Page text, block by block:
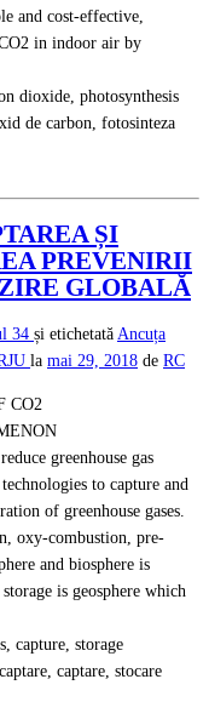
and cost-effective,
in indoor air by
dioxide, photosynthesis
de carbon, fotosinteza
ȘI
PREVENIRII
GLOBALĂ
34 și etichetată Ancuța
la mai 29, 2018 de RC
CO2
greenhouse gas
to capture and
of greenhouse gases.
oxy-combustion, pre-
and biosphere is
is geosphere which
capture, storage
captare, stocare